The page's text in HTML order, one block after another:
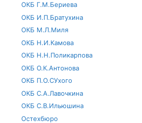
ОКБ Г.М.Бериева
ОКБ И.П.Братухина
ОКБ М.Л.Миля
ОКБ Н.И.Камова
ОКБ Н.Н.Поликарпова
ОКБ О.К.Антонова
ОКБ П.О.СУхого
ОКБ С.А.Лавочкина
ОКБ С.В.Ильюшина
Остехбюро